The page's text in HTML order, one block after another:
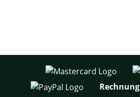
Rechnung